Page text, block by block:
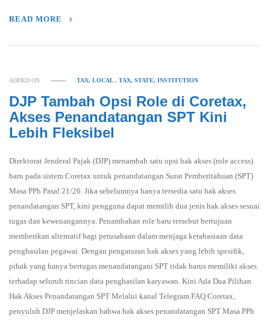
READ MORE
ADDED ON TAX, LOCAL,TAX, STATE, INSTITUTION
DJP Tambah Opsi Role di Coretax,
Akses Penandatangan SPT Kini
Lebih Fleksibel
Direktorat Jenderal Pajak (DJP) menambah satu opsi hak akses (role access)
baru pada sistem Coretax untuk penandatangan Surat Pemberitahuan (SPT)
Masa PPh Pasal 21/26. Jika sebelumnya hanya tersedia satu hak akses
penandatangan SPT, kini pengguna dapat memilih dua jenis hak akses sesuai
tugas dan kewenangannya. Penambahan role baru tersebut bertujuan
memberikan alternatif bagi perusahaan dalam menjaga kerahasiaan data
penghasilan pegawai. Dengan pengaturan hak akses yang lebih spesifik,
pihak yang hanya bertugas menandatangani SPT tidak harus memiliki akses
terhadap seluruh rincian data penghasilan karyawan. Kini Ada Dua Pilihan
Hak Akses Penandatangan SPT Melalui kanal Telegram FAQ Coretax,
penyuluh DJP menjelaskan bahwa hak akses penandatangan SPT Masa PPh